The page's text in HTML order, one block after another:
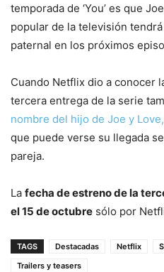
temporada de ‘You’ es que
popular de la televisión
paternal en los próximos
Cuando Netflix dio a conocer
tercera entrega de la serie
nombre del hijo de Joe y
que puede verse su llegada
pareja.
La fecha de estreno de la
el 15 de octubre sólo por
TAGS Destacadas Netflix
Trailers y teasers